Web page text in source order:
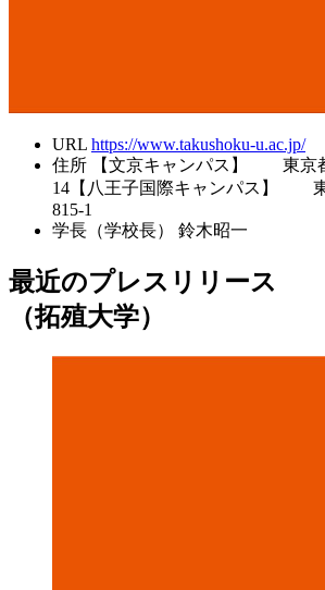
URL https://www.takushoku-u.ac.jp/
住所
【文京キャンパス】 東京
14【八王子国際キャンパス】
815-1
学長（学校長）
鈴木昭一
最近のプレスリリース
（拓殖大学）